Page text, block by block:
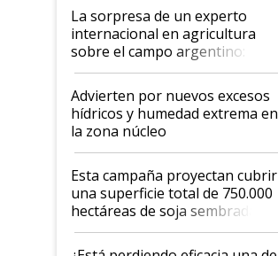
La sorpresa de un experto
internacional en agricultura
sobre el campo argentino:
"Estoy muy impresionado"
Advierten por nuevos excesos
hídricos y humedad extrema en
la zona núcleo
Esta campaña proyectan cubrir
una superficie total de 750.000
hectáreas de soja sembradas
con una nueva generación de
variedades que marcan un